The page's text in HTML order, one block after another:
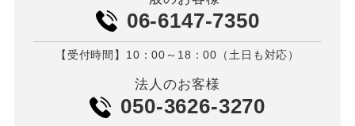
06-6147-7350
【受付時間】10：00～18：00（土日も対応）
法人のお客様
050-3626-3270